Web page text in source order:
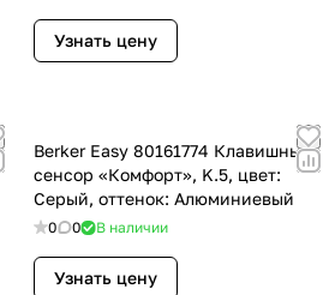
Узнать цену
Berker Easy 80161774 Клавишный
сенсор «Комфорт», K.5, цвет:
Серый, оттенок: Алюминиевый
0 0 В наличии
Узнать цену